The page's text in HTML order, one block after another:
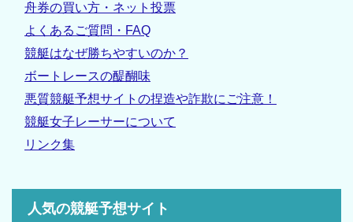
舟券の買い方・ネット投票
よくあるご質問・FAQ
競艇はなぜ勝ちやすいのか？
ボートレースの醍醐味
悪質競艇予想サイトの捏造や詐欺にご注意！
競艇女子レーサーについて
リンク集
人気の競艇予想サイト